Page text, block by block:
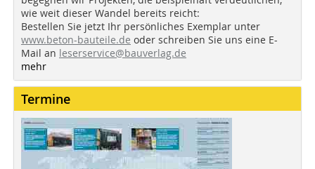
wie weit dieser Wandel bereits reicht:
Bestellen Sie jetzt Ihr persönliches Exemplar unter
www.beton-bauteile.de oder schreiben Sie uns eine E-
Mail an leserservice@bauverlag.de
mehr
Termine